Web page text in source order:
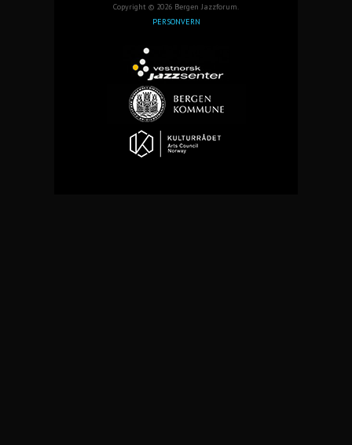
Copyright © 2026 Bergen Jazzforum.
PERSONVERN